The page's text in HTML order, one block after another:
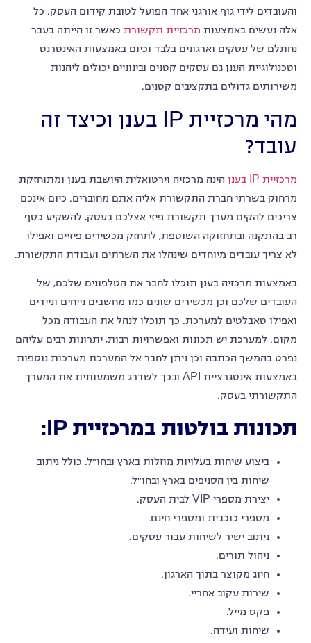
והעובדים לידי גוף אורגני אחד הפועל לטובת קידום העסק. כל
אלה נעשים באמצעות מרכזיית תקשורתכאשר זו הייתה בעבר
נחתלם של עסקים וארגונים בלבד וכיום באמצעות האינטרנט
וטכנולוגיית הענן גם עסקים קטנים ובינוניים יכולים ליהנות
משירותים גדולים בתקציבים קטנים.
מהי מרכזיית IP בענן וכיצד זה
עובד?
מרכזיית IP בענן
הינה מרכזיה וירטואלית היושבת בענן ומתוחזקת
מרחוק בשרתי חברת התקשורת אליה אתם מחוברים. כיום אינכם
צריכים להקים מערך תקשורת פיזי אצלכם בעסק, להשקיע כסף
רב בהתקנה ובתחזוקה השוטפת, לתחזק מכשירים פיזיים ואפילו
לא צריך עובדים מיוחדים שינהלו את השרתים ועבודת התקשורת.
באמצעות מרכזיה בענן תוכלו לחבר את הטלפונים שלכם, של
העובדים שלכם וכן מכשירים שונים כמו מחשבים נייחים וניידים
ואפילו טאבלטים למערכת. כך תוכלו לנהל את העבודה מכל
מקום. למערכת יש תכונות ואפשרויות רבות, יתרונות רבים עליהם
נפרט בהמשך הכתבה וכן ניתן לחבר אל המערכת מערכות נוספות
באמצעות אינטגרציית API ובכך לשדרג משמעותית את המערך
התקשורתי בעסק.
תכונות בולטות במרכזיית IP:
ביצוע שיחות בעלויות מוזלות בארץ ובחו"ל. כולל ניתוב
שיחות בין הסניפים בארץ ובחו"ל.
יצירת מספרי VIP לבית העסק.
מספרי כוכבית ומספרי חינם.
ניתוב ישיר לשיחות עבור עסקים.
ניהול תורים.
חיוג מקוצר בתוך הארגון.
שירות עקוב אחריי.
פקס מייל.
שיחות ועידה.